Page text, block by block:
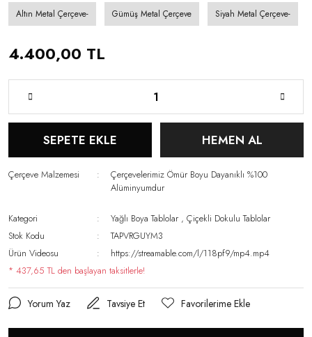
Altın Metal Çerçeve- Gümüş Metal Çerçeve Siyah Metal Çerçeve-
4.400,00 TL
SEPETE EKLE HEMEN AL
Çerçeve Malzemesi
Çerçevelerimiz Ömür Boyu Dayanıklı %100
Alüminyumdur
Kategori Yağlı Boya Tablolar ,Çiçekli Dokulu Tablolar
Stok Kodu
TAPVRGUYM3
Ürün Videosu
https://streamable.com/l/118pf9/mp4.mp4
* 437,65 TL den başlayan taksitlerle!
Yorum Yaz Tavsiye Et